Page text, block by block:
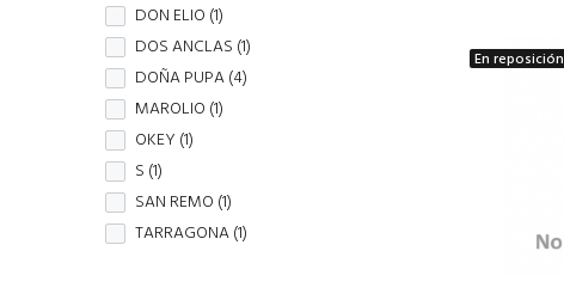
DON ELIO (1)
DOS ANCLAS (1)
DOÑA PUPA (4)
MAROLIO (1)
OKEY (1)
S (1)
SAN REMO (1)
TARRAGONA (1)
En reposición